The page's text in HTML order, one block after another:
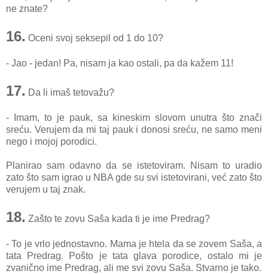
ne znate?
16. Oceni svoj seksepil od 1 do 10?
- Jao - jedan! Pa, nisam ja kao ostali, pa da kažem 11!
17. Da li imaš tetovažu?
- Imam, to je pauk, sa kineskim slovom unutra što znači
sreću. Verujem da mi taj pauk i donosi sreću, ne samo meni
nego i mojoj porodici.
Planirao sam odavno da se istetoviram. Nisam to uradio
zato što sam igrao u NBA gde su svi istetovirani, već zato što
verujem u taj znak.
18. Zašto te zovu Saša kada ti je ime Predrag?
- To je vrlo jednostavno. Mama je htela da se zovem Saša, a
tata Predrag. Pošto je tata glava porodice, ostalo mi je
zvanično ime Predrag, ali me svi zovu Saša. Stvarno je tako.